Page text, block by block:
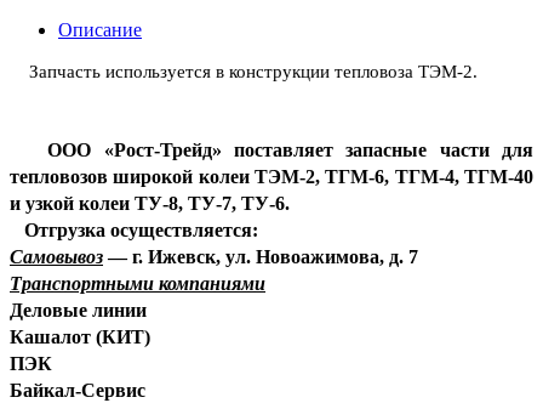
Описание
Запчасть используется в конструкции тепловоза ТЭМ-2.
ООО «Рост-Трейд» поставляет запасные части для
тепловозов широкой колеи ТЭМ-2, ТГМ-6, ТГМ-4, ТГМ-40
и узкой колеи ТУ-8, ТУ-7, ТУ-6.
Отгрузка осуществляется:
Самовывоз— г. Ижевск, ул. Новоажимова, д. 7
Транспортными компаниями
Деловые линии
Кашалот (КИТ)
ПЭК
Байкал-Сервис